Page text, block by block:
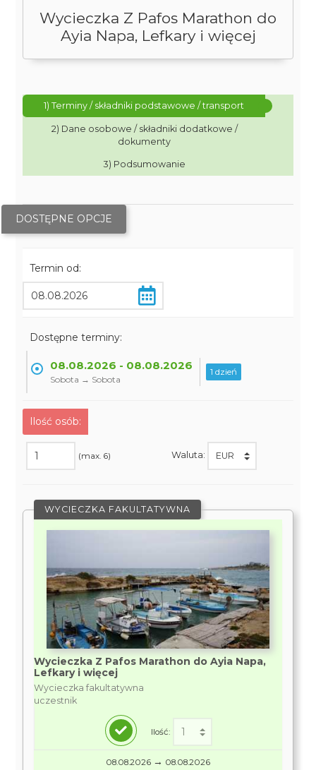
Wycieczka Z Pafos Marathon do
Ayia Napa, Lefkary i więcej
1) Terminy / składniki podstawowe / transport
2) Dane osobowe / składniki dodatkowe /
dokumenty
3) Podsumowanie
DOSTĘPNE OPCJE
Termin od:
Dostępne terminy:
08.08.2026 - 08.08.2026
Sobota → Sobota
1 dzień
Ilość osób:
(max. 6) Waluta:
WYCIECZKA FAKULTATYWNA
Wycieczka Z Pafos Marathon do Ayia Napa,
Lefkary i więcej
Wycieczka fakultatywna
uczestnik
Ilość:
08.08.2026 → 08.08.2026